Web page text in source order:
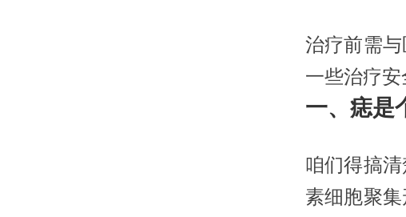
治疗前需与
一些治疗安
一、痣是
咱们得搞
素细胞聚